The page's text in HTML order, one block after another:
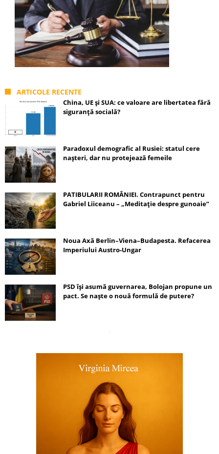
ARTICOLE RECENTE
China, UE și SUA: ce valoare are libertatea fără
siguranță socială?
Paradoxul demografic al Rusiei: statul cere
nașteri, dar nu protejează femeile
PATIBULARII ROMÂNIEI. Contrapunct pentru
Gabriel Liiceanu – „Meditație despre gunoaie”
Noua Axă Berlin–Viena–Budapesta. Refacerea
Imperiului Austro-Ungar
PSD își asumă guvernarea, Bolojan propune un
pact. Se naște o nouă formulă de putere?